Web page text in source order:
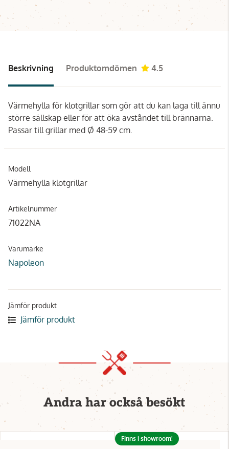
Beskrivning Produktomdömen 4.5
Värmehylla för klotgrillar som gör att du kan laga till ännu
större sällskap eller för att öka avståndet till brännarna.
Passar till grillar med Ø 48-59 cm.
Modell
Värmehylla klotgrillar
Artikelnummer
71022NA
Varumärke
Napoleon
Jämför produkt
Jämför produkt
Andra har också besökt
Finns i showroom!